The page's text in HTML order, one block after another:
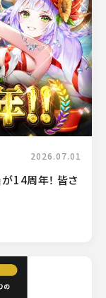
2026.07.01
14周年！ 皆さ